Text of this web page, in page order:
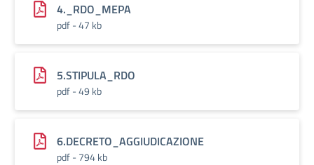
4._RDO_MEPA
pdf - 47 kb
5.STIPULA_RDO
pdf - 49 kb
6.DECRETO_AGGIUDICAZIONE
pdf - 794 kb